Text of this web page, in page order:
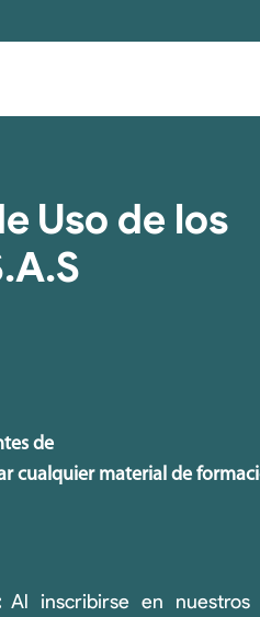
Uso de los
de
cualquier material de
Al inscribirse en nuestros